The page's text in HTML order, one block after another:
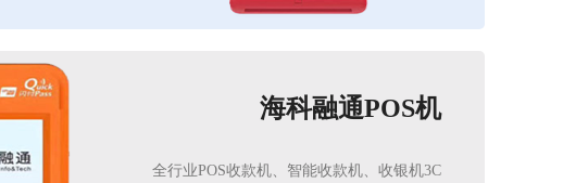
海科融通POS机
全行业POS收款机、智能收款机、收银机3C